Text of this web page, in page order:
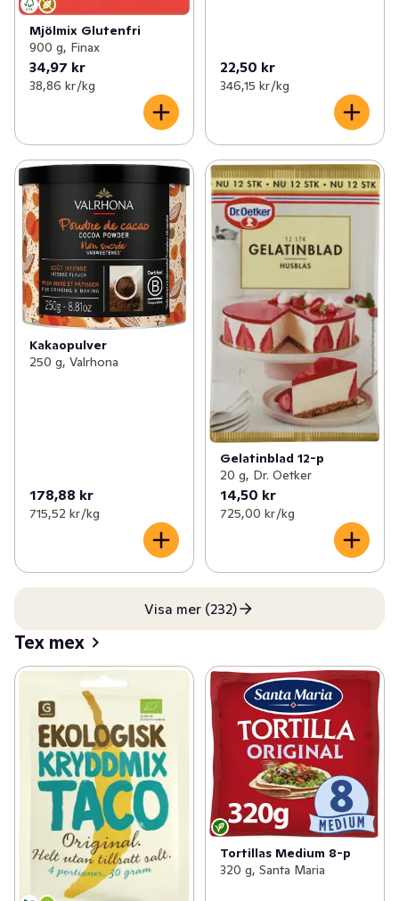
Mjölmix Glutenfri
900 g, Finax
34,97 kr
38,86 kr /kg
22,50 kr
346,15 kr /kg
Kakaopulver
250 g, Valrhona
178,88 kr
715,52 kr /kg
Gelatinblad 12-p
20 g, Dr. Oetker
14,50 kr
725,00 kr /kg
Visa mer (232)
Tex mex
Tortillas Medium 8-p
320 g, Santa Maria